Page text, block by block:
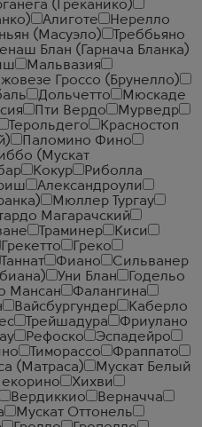
(Греканико)
Алиготе
Нерелло
(Масуэло)
Треббьяно
Блан (Гарнача Бланка)
Мальвазия
Гроссо (Брунелло)
Дольчетто
Мюскаде
Пти Вердо
Мурведр
Терольдего
Красностоп
Паломино Фино
(Мускат
Кокур
Риболла
Александроули
Мюллер Тургау
Магарачский
Траминер
Киси
Грекетто
Греко
Таннат Фиано
Сильванер
Уни Блан
Годельо
Мансан
Фалангина
Вайсбургундер
Каберло
Трейшадура
Фриулано
Рефоско
Эспадейро
Тиморассо
Фраппато
(Матраса)
Мускат Белый
Пекорино
Хихви
Вердиккио
Верначча
Мускат Оттонель